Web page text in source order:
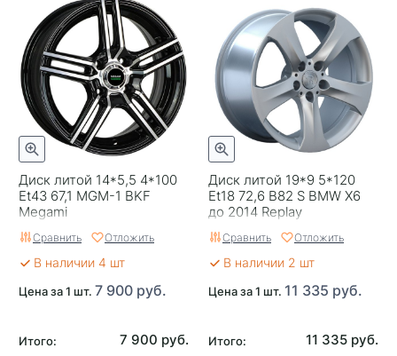
Диск литой 14*5,5 4*100
Et43 67,1 MGM-1 BKF
Megami
Сравнить Отложить
В наличии 4 шт
Цена за 1 шт. 7 900 руб.
Итого: 7 900 руб.
Диск литой 19*9 5*120
Et18 72,6 B82 S BMW X6
до 2014 Replay
Сравнить Отложить
В наличии 2 шт
Цена за 1 шт. 11 335 руб.
Итого: 11 335 руб.